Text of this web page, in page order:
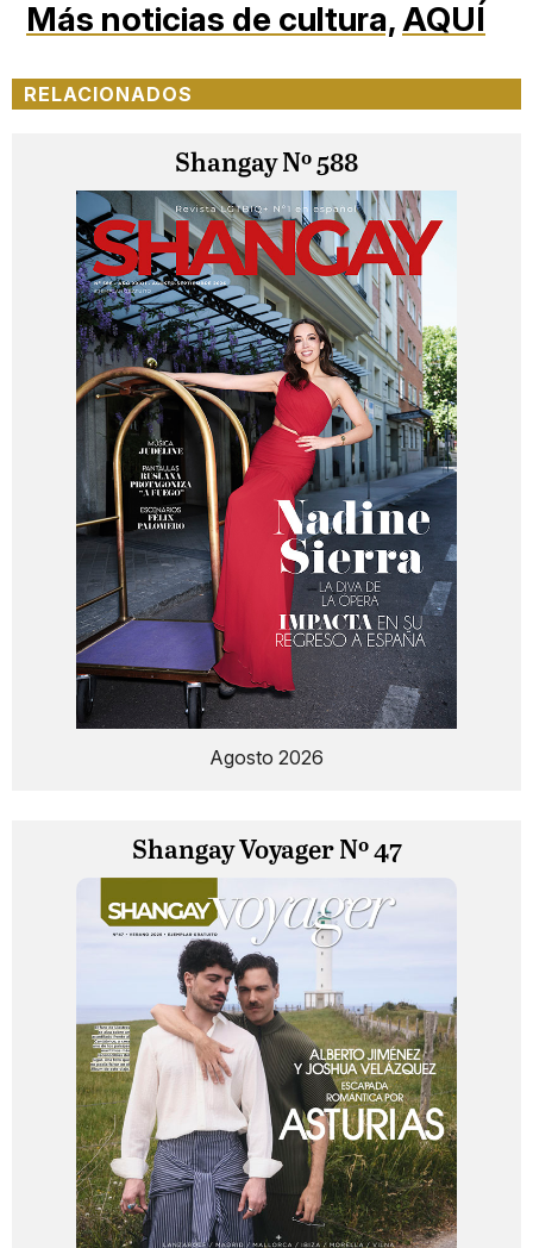
Más noticias de cultura,AQUÍ
RELACIONADOS
Shangay Nº 588
Agosto 2026
Shangay Voyager Nº 47